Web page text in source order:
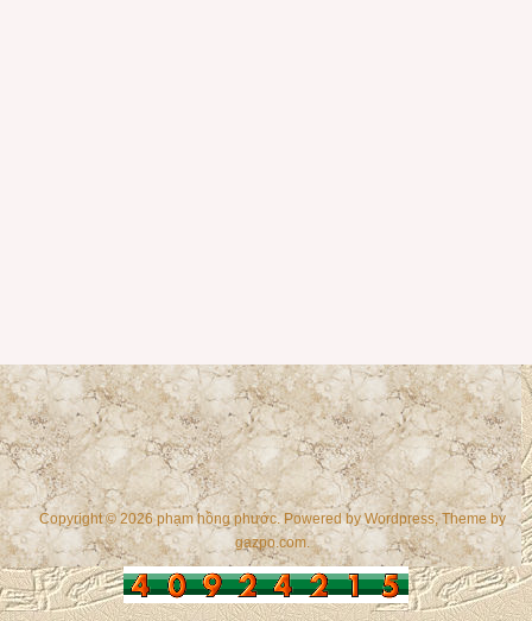
Copyright © 2026 phạm hồng phước. Powered byWordpress, Theme by
gazpo.com.